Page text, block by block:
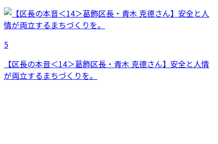
5
【区長の本音＜14＞葛飾区長・青木 克德さん】安全と人情
が両立するまちづくりを。